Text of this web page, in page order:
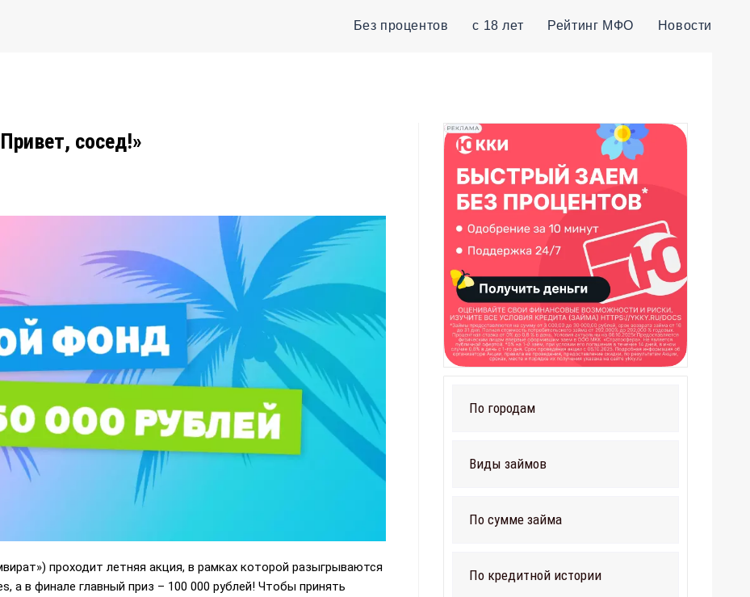
Без процентов с 18 лет Рейтинг МФО Новости
сосед!»
проходит летняя акция, в рамках которой разыгрываются
а в финале главный приз – 100 000 рублей! Чтобы принять
По городам
Виды займов
По сумме займа
По кредитной истории